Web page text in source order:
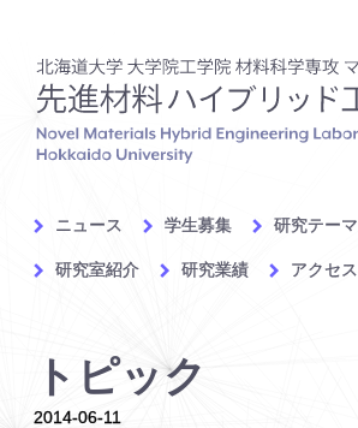
ニュース 学生募集 研究テーマ
研究室紹介 研究業績 アクセス
トピック
2014-06-11